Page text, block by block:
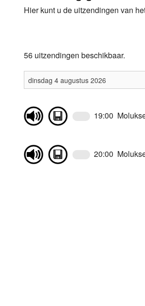
Luister LOK Live
Oude LOK
Hier kunt u de uitzendingen van
56 uitzendingen beschikbaar.
19:00
20:00